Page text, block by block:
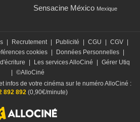
Sensacine México Mexique
Recrutement Publicité CGU CGV
cookies Données Personnelles
Les services AlloCiné
Gérer Utiq
©AlloCiné
infos de votre cinéma sur le numéro AlloCiné :
892 892(0,90€/minute)